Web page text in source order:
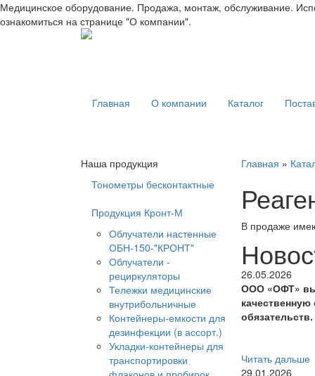
Медицинское оборудование. Продажа, монтаж, обслуживание.
ознакомиться на странице "О компании".
Главная О компании Каталог
Наша продукция
Тонометры бесконтактные
Продукция Кронт-М
Облучатели настенные
ОБН-150-"КРОНТ"
Облучатели -
рециркуляторы
Тележки медицинские
внутрибольничные
Контейнеры-емкости для
дезинфекции (в ассорт.)
Укладки-контейнеры для
транспортировки
Главная »
В продаже
26.05.2026
ООО «ОФТ»
обязательств.
Читать дальше
29.01.2026